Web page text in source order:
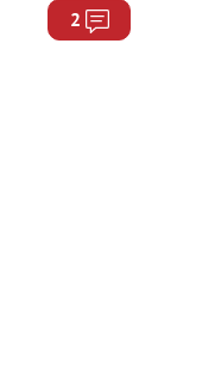
2 Commentaires